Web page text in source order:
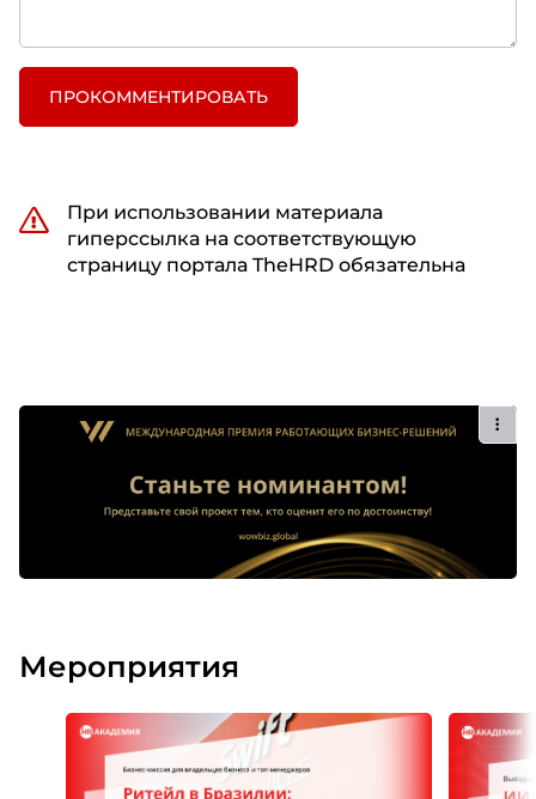
ПРОКОММЕНТИРОВАТЬ
При использовании материала
гиперссылка на соответствующую
страницу портала TheHRD обязательна
Мероприятия